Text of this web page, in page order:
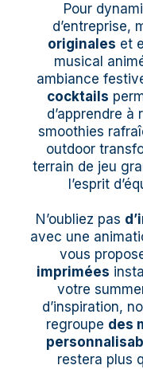
Pour
d’entreprise,
originales et
musical
ambiance
cocktails
d’apprendre
smoothies
outdoor
terrain de jeu
l’esprit
N’oubliez pas
avec une
vous
imprimées
votre
d’inspiration,
regroupe des
restera plus